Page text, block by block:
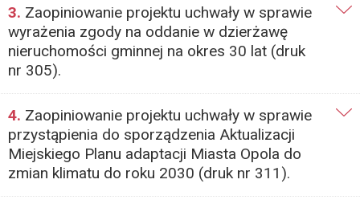
3. Zaopiniowanie projektu uchwały w sprawie
wyrażenia zgody na oddanie w dzierżawę
nieruchomości gminnej na okres 30 lat (druk
nr 305).
4. Zaopiniowanie projektu uchwały w sprawie
przystąpienia do sporządzenia Aktualizacji
Miejskiego Planu adaptacji Miasta Opola do
zmian klimatu do roku 2030 (druk nr 311).